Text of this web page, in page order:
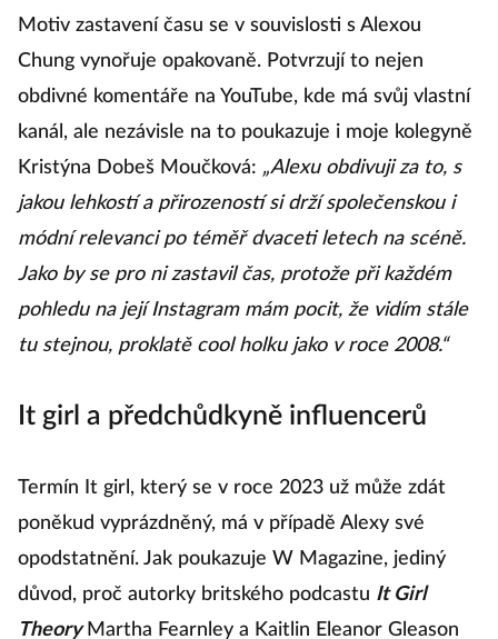
Motiv zastavení času se v souvislosti s Alexou
Chung vynořuje opakovaně. Potvrzují to nejen
obdivné komentáře na YouTube, kde má svůj vlastní
kanál, ale nezávisle na to poukazuje i moje kolegyně
Kristýna Dobeš Moučková: „Alexu obdivuji za to, s
jakou lehkostí a přirozeností si drží společenskou i
módní relevanci po téměř dvaceti letech na scéně.
Jako by se pro ni zastavil čas, protože při každém
pohledu na její Instagram mám pocit, že vidím stále
tu stejnou, proklatě cool holku jako v roce 2008.“
It girl a předchůdkyně influencerů
Termín It girl, který se v roce 2023 už může zdát
poněkud vyprázdněný, má v případě Alexy své
opodstatnění. Jak poukazuje W Magazine, jediný
důvod, proč autorky britského podcastu It Girl
TheoryMartha Fearnley a Kaitlin Eleanor Gleason